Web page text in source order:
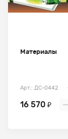
Материалы
Арт.: ДС-0442
16 570 ₽